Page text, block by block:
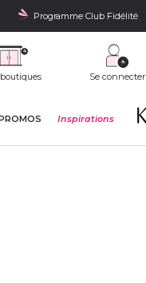
Programme Club Fidélité
Se connecter
Inspirations